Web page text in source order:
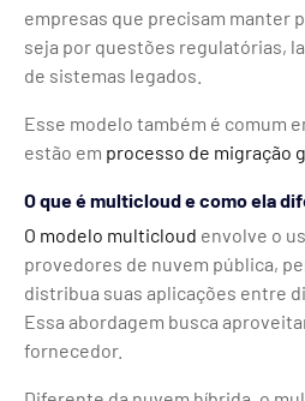
empresas que precisam manter
seja por questões regulatórias,
de sistemas legados.
Esse modelo também é comum
estão em processo de migração
O que é multicloud e como ela
O modelo multicloud envolve o
provedores de nuvem pública,
distribua suas aplicações entre
Essa abordagem busca
fornecedor.